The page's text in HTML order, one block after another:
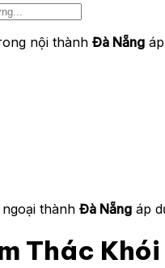
nội thành Đà Nẵng
thành Đà Nẵng áp
Thác